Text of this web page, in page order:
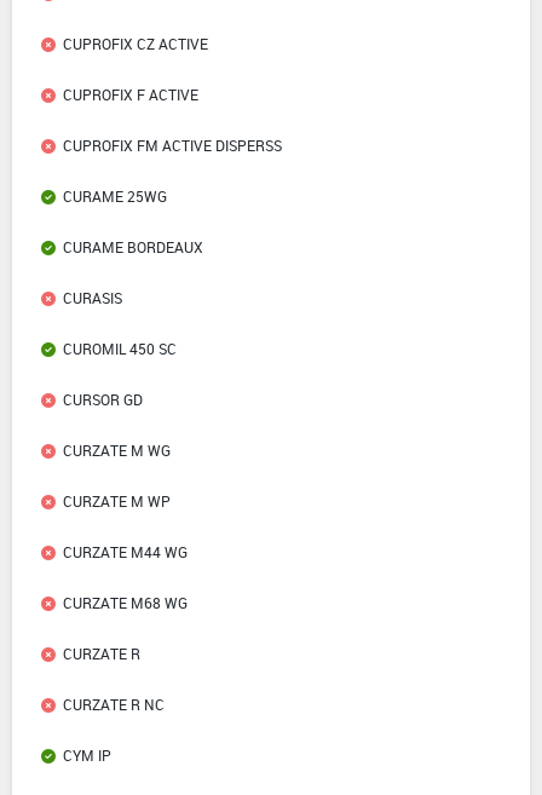
CUPROFIX CZ ACTIVE
CUPROFIX F ACTIVE
CUPROFIX FM ACTIVE DISPERSS
CURAME 25WG
CURAME BORDEAUX
CURASIS
CUROMIL 450 SC
CURSOR GD
CURZATE M WG
CURZATE M WP
CURZATE M44 WG
CURZATE M68 WG
CURZATE R
CURZATE R NC
CYM IP